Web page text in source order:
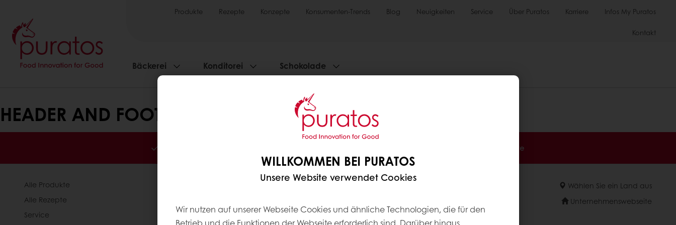
Produkte Rezepte Konzepte Konsumenten-Trends Blog Neuigkeiten Service Über Puratos Karriere Infos My Puratos
Kontakt
Bäckerei Konditorei Schokolade
HEADER AND FOOTER PAGE
WILLKOMMEN BEI PURATOS
Unsere Website verwendet Cookies
Wir nutzen auf unserer Webseite Cookies und ähnliche Technologien, die für den
Exklusive Angebote
Alle Produkte
Alle Rezepte
Service
Kontakt
AGB für Veranstaltungen
Wählen Sie ein Land aus
Unternehmenswebseite